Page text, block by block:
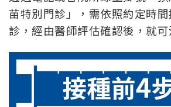
苗特別門診」，需依照約定時
診，經由醫師評估確認後，就可